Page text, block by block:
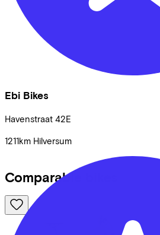
Ebi Bikes
Havenstraat 42E
1211km Hilversum
Comparable bikes